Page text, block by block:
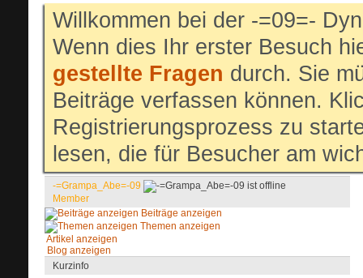
Willkommen bei der -=09=-
Wenn dies Ihr erster Besuch
gestellte Fragen durch. Sie
Beiträge verfassen können.
Registrierungsprozess zu
lesen, die für Besucher am
-=Grampa_Abe=-09
Member
Beiträge anzeigen
Themen anzeigen
Artikel anzeigen
Blog anzeigen
Kurzinfo